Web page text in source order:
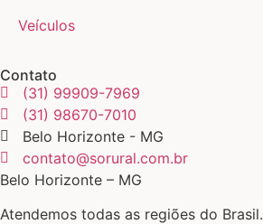
Veículos
Contato
(31) 99909-7969
(31) 98670-7010
Belo Horizonte - MG
contato@sorural.com.br
Belo Horizonte – MG
Atendemos todas as regiões do Brasil.